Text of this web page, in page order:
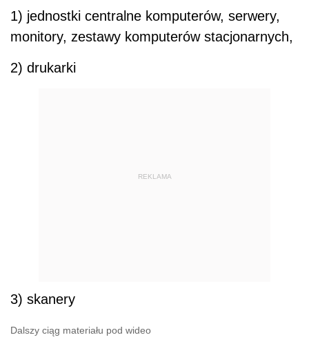
1) jednostki centralne komputerów, serwery,
monitory, zestawy komputerów stacjonarnych,
2) drukarki
REKLAMA
3) skanery
Dalszy ciąg materiału pod wideo